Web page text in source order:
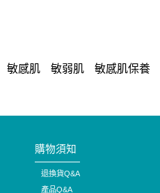
敏感肌 敏弱肌 敏感肌保養
購物須知
退換貨Q&A
產品Q&A